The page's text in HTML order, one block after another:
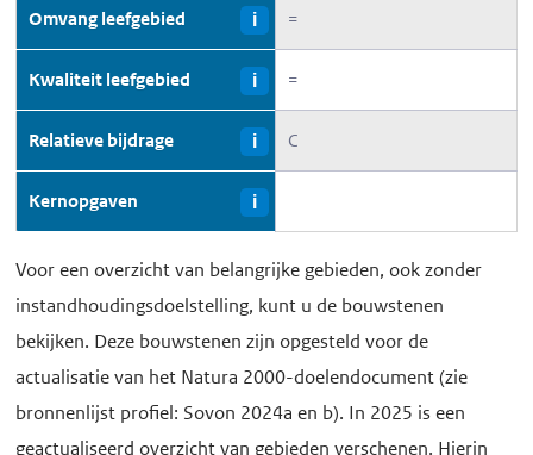
Omvang leefgebied i =
Kwaliteit leefgebied i =
Relatieve bijdrage i C
Kernopgaven i
Voor een overzicht van belangrijke gebieden, ook zonder
instandhoudingsdoelstelling, kunt u de bouwstenen
bekijken. Deze bouwstenen zijn opgesteld voor de
actualisatie van het Natura 2000-doelendocument (zie
bronnenlijst profiel: Sovon 2024a en b). In 2025 is een
geactualiseerd overzicht van gebieden verschenen. Hierin